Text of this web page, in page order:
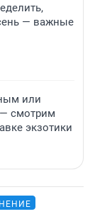
— важные
или
смотрим
экзотики